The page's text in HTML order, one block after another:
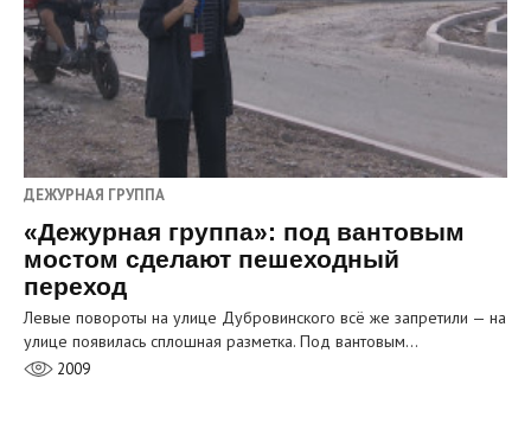
ДЕЖУРНАЯ ГРУППА
«Дежурная группа»: под вантовым
мостом сделают пешеходный
переход
Левые повороты на улице Дубровинского всё же запретили — на
улице появилась сплошная разметка. Под вантовым…
2009